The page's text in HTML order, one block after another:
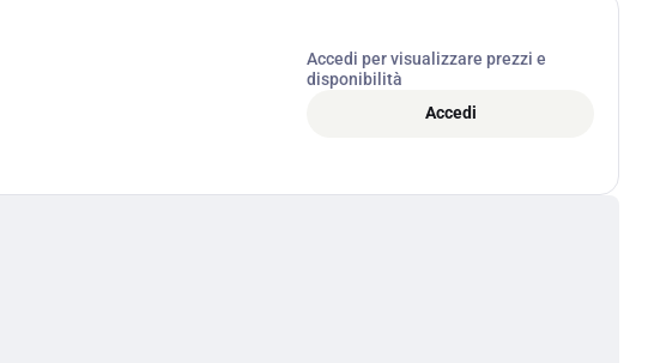
Accedi per visualizzare prezzi e
disponibilità
Accedi